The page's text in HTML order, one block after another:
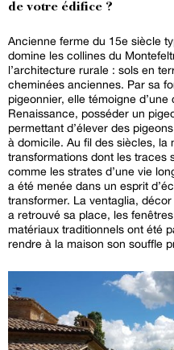
de votre édifice ?
Ancienne ferme du 15e siècle
domine les collines du
l’architecture rurale : sols en
cheminées anciennes. Par sa
pigeonnier, elle témoigne
Renaissance, posséder un
permettant d’élever des
à domicile. Au fil des siècles, la
transformations dont les traces
comme les strates d’une vie
a été menée dans un esprit
transformer. La ventaglia,
a retrouvé sa place, les
matériaux traditionnels ont été
rendre à la maison son souffle